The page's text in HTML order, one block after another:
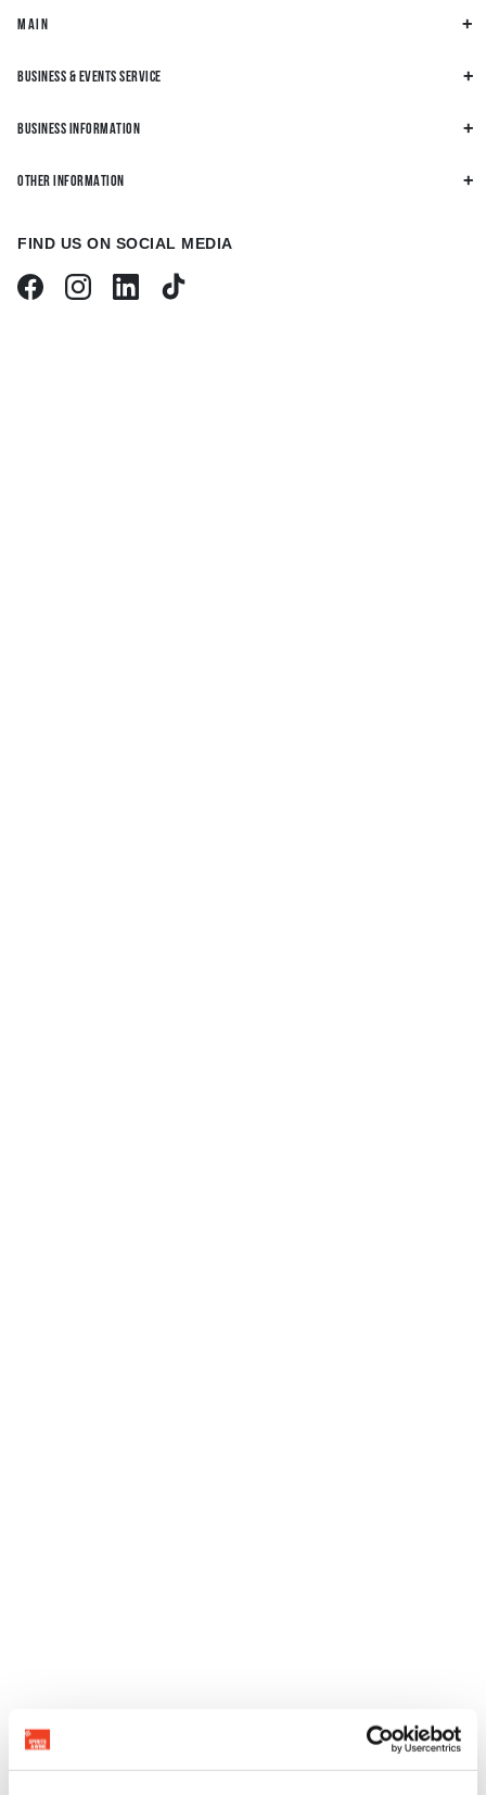
MAIN
BUSINESS & EVENTS SERVICE
BUSINESS INFORMATION
OTHER INFORMATION
FIND US ON SOCIAL MEDIA